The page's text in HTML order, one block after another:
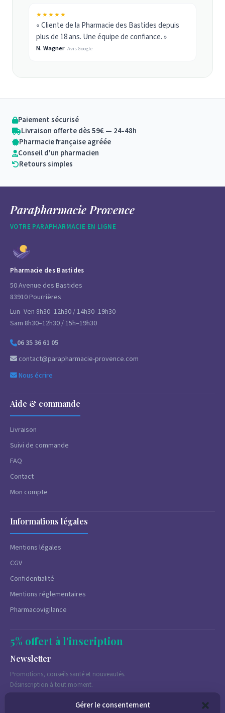
Gérer le consentement
★★★★★
« Cliente de la Pharmacie des Bastides depuis
plus de 18 ans. Une équipe de confiance. »
N. Wagner Avis Google
Paiement sécurisé
Livraison offerte dès 59€ — 24-48h
Pharmacie française agréée
Conseil d'un pharmacien
Retours simples
Parapharmacie Provence
VOTRE PARAPHARMACIE EN LIGNE
Pharmacie des Bastides
50 Avenue des Bastides
83910 Pourrières
Lun–Ven 8h30–12h30 / 14h30–19h30
Sam 8h30–12h30 / 15h–19h30
06 35 36 61 05
contact@parapharmacie-provence.com
Nous écrire
Aide & commande
Livraison
Suivi de commande
FAQ
Contact
Mon compte
Informations légales
Mentions légales
CGV
Confidentialité
Mentions réglementaires
Pharmacovigilance
5% offert à l'inscription
Newsletter
Promotions, conseils santé et nouveautés.
Désinscription à tout moment.